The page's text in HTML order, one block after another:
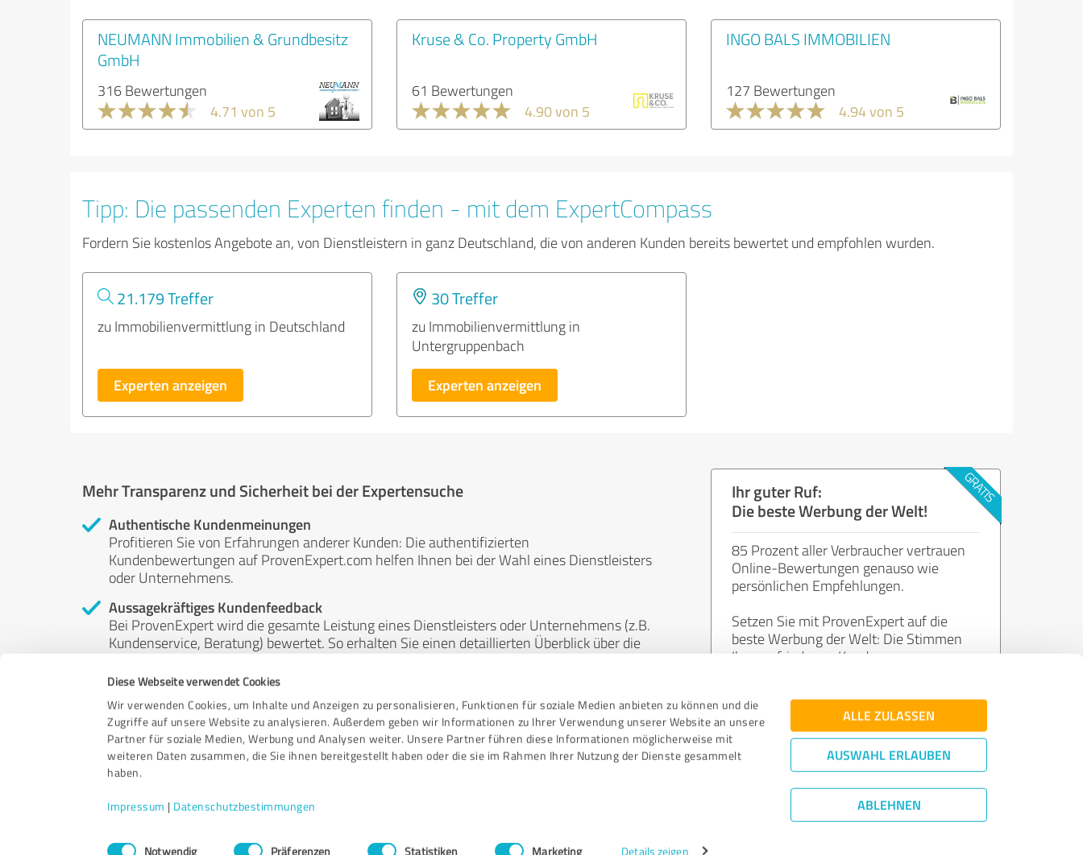
Diese Webseite verwendet Cookies
Wir verwenden Cookies, um Inhalte und Anzeigen zu personalisieren, Funktionen für soziale Medien anbieten zu können und die
Zugriffe auf unsere Website zu analysieren. Außerdem geben wir Informationen zu Ihrer Verwendung unserer Website an unsere
Partner für soziale Medien, Werbung und Analysen weiter. Unsere Partner führen diese Informationen möglicherweise mit
weiteren Daten zusammen, die Sie ihnen bereitgestellt haben oder die sie im Rahmen Ihrer Nutzung der Dienste gesammelt
haben.
Impressum | Datenschutzbestimmungen
Einwilligungsauswahl
Notwendig Präferenzen Statistiken Marketing Details zeigen
ALLE ZULASSEN
AUSWAHL ERLAUBEN
ABLEHNEN
NEUMANN Immobilien & Grundbesitz
GmbH
316 Bewertungen
4.71 von 5
Kruse & Co. Property GmbH
61 Bewertungen
4.90 von 5
INGO BALS IMMOBILIEN
127 Bewertungen
4.94 von 5
Tipp: Die passenden Experten finden - mit dem ExpertCompass
Fordern Sie kostenlos Angebote an, von Dienstleistern in ganz Deutschland, die von anderen Kunden bereits bewertet und empfohlen wurden.
21.179 Treffer
zu Immobilienvermittlung in Deutschland
Experten anzeigen
30 Treffer
zu Immobilienvermittlung in
Untergruppenbach
Experten anzeigen
Mehr Transparenz und Sicherheit bei der Expertensuche
Authentische Kundenmeinungen
Profitieren Sie von Erfahrungen anderer Kunden: Die authentifizierten
Kundenbewertungen auf ProvenExpert.com helfen Ihnen bei der Wahl eines Dienstleisters
oder Unternehmens.
Aussagekräftiges Kundenfeedback
Bei ProvenExpert wird die gesamte Leistung eines Dienstleisters oder Unternehmens (z.B.
Kundenservice, Beratung) bewertet. So erhalten Sie einen detaillierten Überblick über die
Unabhängige Bewertungen
ProvenExpert ist grundsätzlich kostenlos, unabhängig und neutral. Bewertungen von
Kunden erfolgen freiwillig, können nicht gekauft werden und sind weder finanziell noch
anderweitig beeinflussbar.
Ihr guter Ruf:
Die beste Werbung der Welt!
85 Prozent aller Verbraucher vertrauen
Online-Bewertungen genauso wie
persönlichen Empfehlungen.
Setzen Sie mit ProvenExpert auf die
beste Werbung der Welt: Die Stimmen
Ihrer zufriedenen Kunden.
Jetzt kostenlos starten
Bewertungs­richtlinien|Qualitätssicherung|Datenschutz|Impressum